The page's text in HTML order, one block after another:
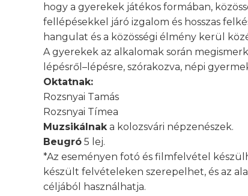
hogy a gyerekek játékos formában,
fellépésekkel járó izgalom és hosszas
hangulat és a közösségi élmény kerül
A gyerekek az alkalomak során
lépésről–lépésre, szórakozva, népi
Oktatnak:
Rozsnyai Tamás
Rozsnyai Tímea
Muzsikálnaka kolozsvári népzenészek.
Beugró 5 lej.
*Az eseményen fotó és filmfelvétel
készült felvételeken szerepelhet, és az
céljából használhatja.